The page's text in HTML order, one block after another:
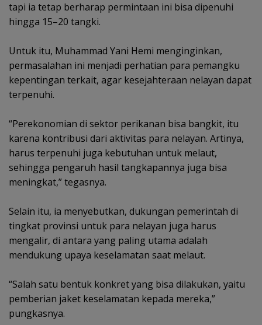
tapi ia tetap berharap permintaan ini bisa dipenuhi
hingga 15–20 tangki.
Untuk itu, Muhammad Yani Hemi menginginkan,
permasalahan ini menjadi perhatian para pemangku
kepentingan terkait, agar kesejahteraan nelayan dapat
terpenuhi.
“Perekonomian di sektor perikanan bisa bangkit, itu
karena kontribusi dari aktivitas para nelayan. Artinya,
harus terpenuhi juga kebutuhan untuk melaut,
sehingga pengaruh hasil tangkapannya juga bisa
meningkat,” tegasnya.
Selain itu, ia menyebutkan, dukungan pemerintah di
tingkat provinsi untuk para nelayan juga harus
mengalir, di antara yang paling utama adalah
mendukung upaya keselamatan saat melaut.
“Salah satu bentuk konkret yang bisa dilakukan, yaitu
pemberian jaket keselamatan kepada mereka,”
pungkasnya.